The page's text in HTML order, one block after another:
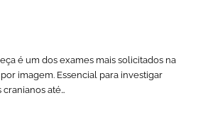
é um dos exames mais solicitados na
imagem. Essencial para investigar
até…